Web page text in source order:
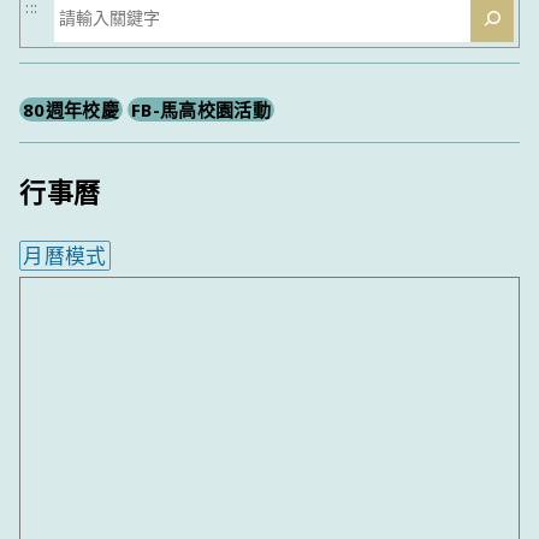
搜
尋
:::
80週年校慶 FB-馬高校園活動
行事曆
月曆模式